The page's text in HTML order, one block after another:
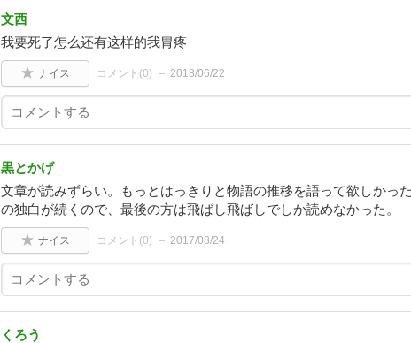
文西
我要死了怎么还有这样的我胃疼
ナイス コメント(0) 2018/06/22
黒とかげ
文章が読みずらい。もっとはっきりと物語の推移を語って欲しかっ
の独白が続くので、最後の方は飛ばし飛ばしでしか読めなかった。
ナイス コメント(0) 2017/08/24
くろう